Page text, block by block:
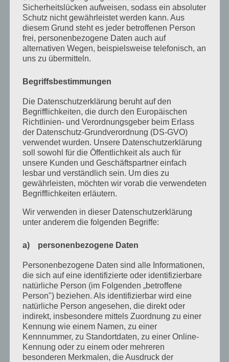
Termine
Veranstaltungen
Vortagsreihe
Archiv
Juni 2026
März 2026
Januar 2026
Dezember 2025
April 2025
März 2025
Februar 2025
Januar 2025
Dezember 2024
September 2024
August 2024
April 2024
März 2024
Januar 2024
Sicherheitslücken aufweisen, sodass ein absoluter
Schutz nicht gewährleistet werden kann. Aus
diesem Grund steht es jeder betroffenen Person
frei, personenbezogene Daten auch auf
alternativen Wegen, beispielsweise telefonisch, an
uns zu übermitteln.
Begriffsbestimmungen
Die Datenschutzerklärung beruht auf den
Begrifflichkeiten, die durch den Europäischen
Richtlinien- und Verordnungsgeber beim Erlass
der Datenschutz-Grundverordnung (DS-GVO)
verwendet wurden. Unsere Datenschutzerklärung
soll sowohl für die Öffentlichkeit als auch für
unsere Kunden und Geschäftspartner einfach
lesbar und verständlich sein. Um dies zu
gewährleisten, möchten wir vorab die verwendeten
Begrifflichkeiten erläutern.
Wir verwenden in dieser Datenschutzerklärung
unter anderem die folgenden Begriffe:
a) personenbezogene Daten
Personenbezogene Daten sind alle Informationen,
die sich auf eine identifizierte oder identifizierbare
natürliche Person (im Folgenden „betroffene
Person") beziehen. Als identifizierbar wird eine
natürliche Person angesehen, die direkt oder
indirekt, insbesondere mittels Zuordnung zu einer
Kennung wie einem Namen, zu einer
Kennnummer, zu Standortdaten, zu einer Online-
Kennung oder zu einem oder mehreren
besonderen Merkmalen, die Ausdruck der